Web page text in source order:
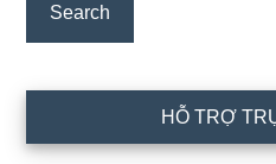
HỖ TRỢ